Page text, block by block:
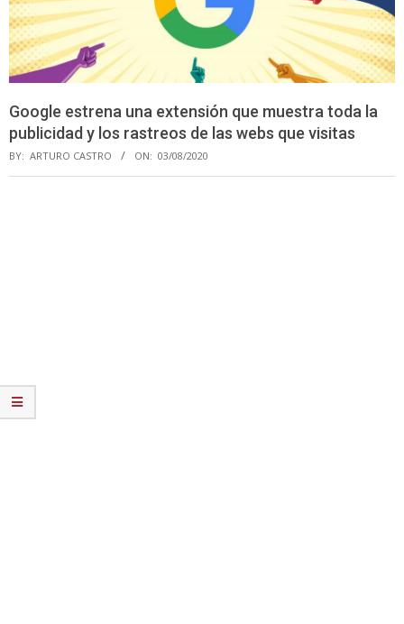
Google estrena una extensión que muestra toda la
publicidad y los rastreos de las webs que visitas
BY: ARTURO CASTRO ON: 03/08/2020